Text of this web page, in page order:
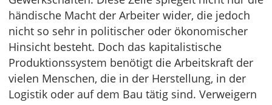
händische Macht der Arbeiter wider, die jedoch
nicht so sehr in politischer oder ökonomischer
Hinsicht besteht. Doch das kapitalistische
Produktionssystem benötigt die Arbeitskraft der
vielen Menschen, die in der Herstellung, in der
Logistik oder auf dem Bau tätig sind. Verweigern